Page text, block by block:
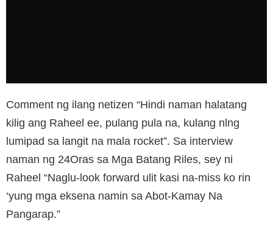
Comment ng ilang netizen “Hindi naman halatang
kilig ang Raheel ee, pulang pula na, kulang nlng
lumipad sa langit na mala rocket”. Sa interview
naman ng 24Oras sa Mga Batang Riles, sey ni
Raheel “Naglu-look forward ulit kasi na-miss ko rin
‘yung mga eksena namin sa Abot-Kamay Na
Pangarap.”